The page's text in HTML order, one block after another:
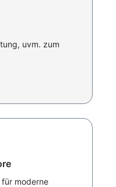
uvm. zum
moderne